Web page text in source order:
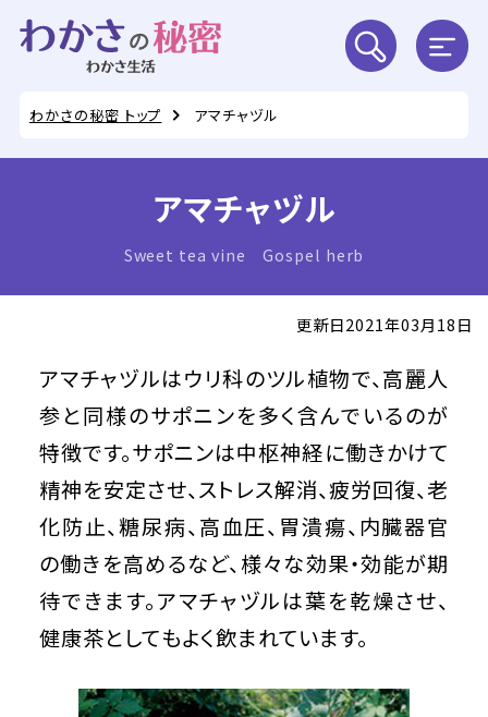
わかさの秘密 トップ アマチャヅル
アマチャヅル
Sweet tea vine Gospel herb
更新日2021年03月18日
アマチャヅルはウリ科のツル植物で、高麗人
参と同様のサポニンを多く含んでいるのが
特徴です。サポニンは中枢神経に働きかけて
精神を安定させ、ストレス解消、疲労回復、老
化防止、糖尿病、高血圧、胃潰瘍、内臓器官
の働きを高めるなど、様々な効果・効能が期
待できます。アマチャヅルは葉を乾燥させ、
健康茶としてもよく飲まれています。